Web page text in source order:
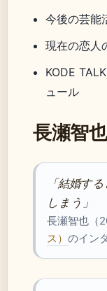
今後の芸能
現在の恋人
KODE
ュール
長瀬智
「結婚す
しまう」
長瀬智也（
ス） のイン